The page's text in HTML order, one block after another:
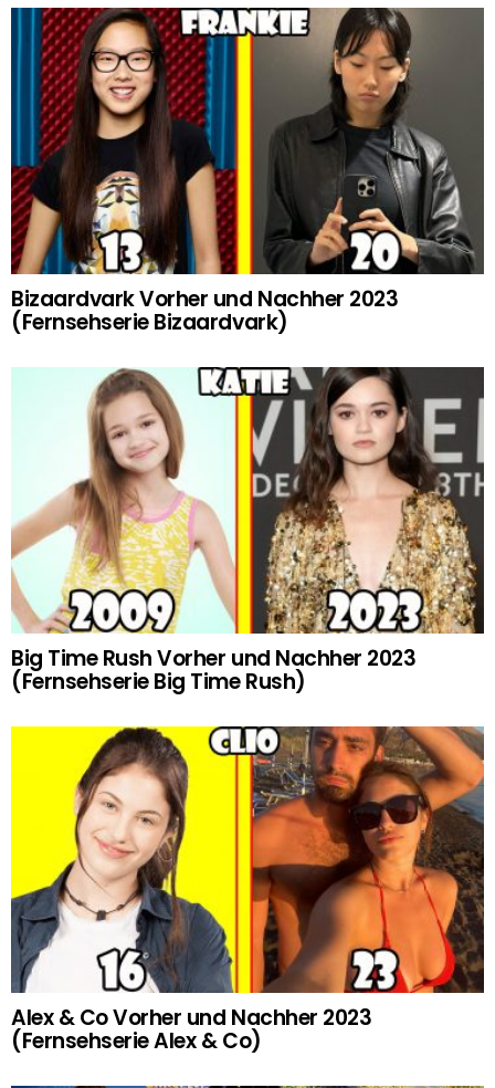
Bizaardvark Vorher und Nachher 2023
(Fernsehserie Bizaardvark)
Big Time Rush Vorher und Nachher 2023
(Fernsehserie Big Time Rush)
Alex & Co Vorher und Nachher 2023
(Fernsehserie Alex & Co)